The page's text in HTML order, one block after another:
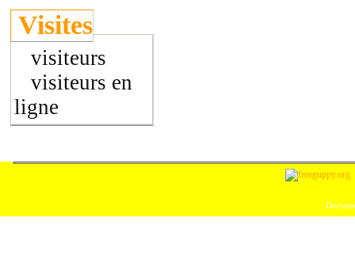
Visites
visiteurs
visiteurs en
ligne